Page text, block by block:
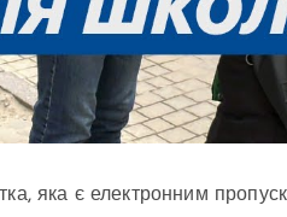
яка є електронним